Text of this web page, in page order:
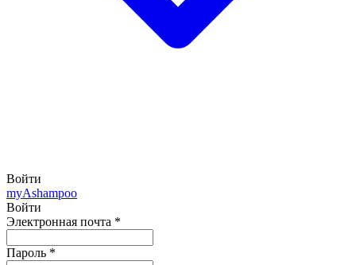
Войти
myAshampoo
Войти
Электронная почта *
Пароль *